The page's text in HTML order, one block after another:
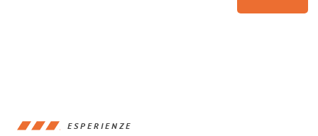
ESPERIENZE